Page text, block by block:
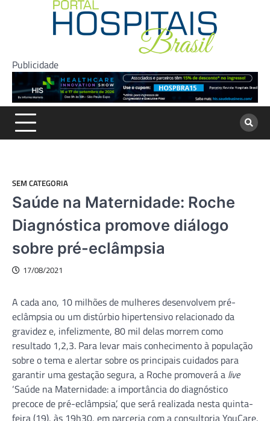
Publicidade
SEM CATEGORIA
Saúde na Maternidade: Roche
Diagnóstica promove diálogo
sobre pré-eclâmpsia
17/08/2021
A cada ano, 10 milhões de mulheres desenvolvem pré-
eclâmpsia ou um distúrbio hipertensivo relacionado da
gravidez e, infelizmente, 80 mil delas morrem como
resultado 1,2,3. Para levar mais conhecimento à população
sobre o tema e alertar sobre os principais cuidados para
garantir uma gestação segura, a Roche promoverá a live
‘Saúde na Maternidade: a importância do diagnóstico
precoce de pré-eclâmpsia’, que será realizada nesta quinta-
feira (19), às 19h30, em parceria com a consultoria YouCare.